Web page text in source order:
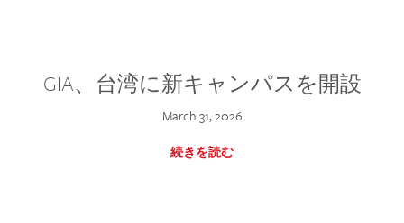
GIA、台湾に新キャンパスを開設
March 31, 2026
続きを読む